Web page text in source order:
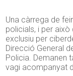
Una càrrega de
policials, i per això
exclusiu per
Direcció General
Policia. Demanen
vagi acompanyat